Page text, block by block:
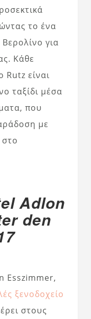
το ένα
για
Κάθε
Rutz είναι
ταξίδι μέσα
που
με
Adlon
den
Esszimmer,
ξενοδοχείο
στους